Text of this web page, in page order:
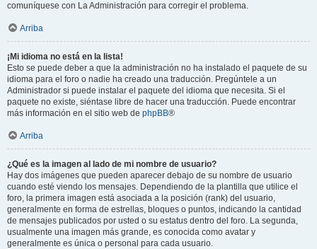
comuníquese con La Administración para corregir el problema.
Arriba
¡Mi idioma no está en la lista!
Esto se puede deber a que la administración no ha instalado el paquete de su
idioma para el foro o nadie ha creado una traducción. Pregúntele a un
Administrador si puede instalar el paquete del idioma que necesita. Si el
paquete no existe, siéntase libre de hacer una traducción. Puede encontrar
más información en el sitio web de phpBB®
Arriba
¿Qué es la imagen al lado de mi nombre de usuario?
Hay dos imágenes que pueden aparecer debajo de su nombre de usuario
cuando esté viendo los mensajes. Dependiendo de la plantilla que utilice el
foro, la primera imagen está asociada a la posición (rank) del usuario,
generalmente en forma de estrellas, bloques o puntos, indicando la cantidad
de mensajes publicados por usted o su estatus dentro del foro. La segunda,
usualmente una imagen más grande, es conocida como avatar y
generalmente es única o personal para cada usuario.